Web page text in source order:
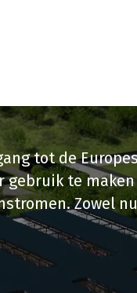
tot de
gebruik te
Zowel